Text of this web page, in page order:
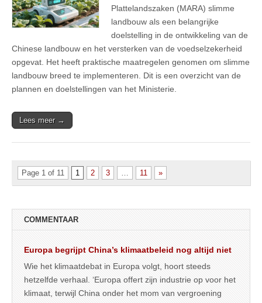
Plattelandszaken (MARA) slimme
landbouw als een belangrijke
doelstelling in de ontwikkeling van de
Chinese landbouw en het versterken van de voedselzekerheid
opgevat. Het heeft praktische maatregelen genomen om slimme
landbouw breed te implementeren. Dit is een overzicht van de
plannen en doelstellingen van het Ministerie.
Lees meer →
Page 1 of 11 1 2 3 11 »
COMMENTAAR
Europa begrijpt China’s klimaatbeleid nog altijd niet
Wie het klimaatdebat in Europa volgt, hoort steeds
hetzelfde verhaal. ‘Europa offert zijn industrie op voor het
klimaat, terwijl China onder het mom van vergroening